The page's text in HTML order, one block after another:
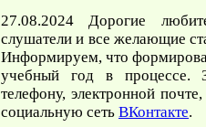
27.08.2024 Дорогие
слушатели и все желающие
Информируем, что
учебный год в процессе.
телефону, электронной
социальную сеть ВКонтакте.